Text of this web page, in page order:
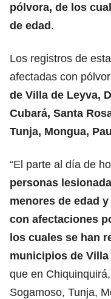
pólvora, de los
de edad.
Los registros de
afectadas con
de Villa de Leyva,
Cubará, Santa
Tunja, Mongua,
“El parte al día de
personas
menores de edad
con afectaciones
los cuales se han
municipios de
que en
Sogamoso, Tunja,